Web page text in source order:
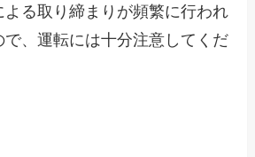
よる取り締まりが頻繁に行われ
で、運転には十分注意してくだ